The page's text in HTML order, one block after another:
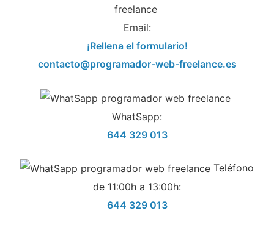
Email:
¡Rellena el formulario!
contacto@programador-web-freelance.es
WhatSapp:
644 329 013
Teléfono
de 11:00h a 13:00h:
644 329 013